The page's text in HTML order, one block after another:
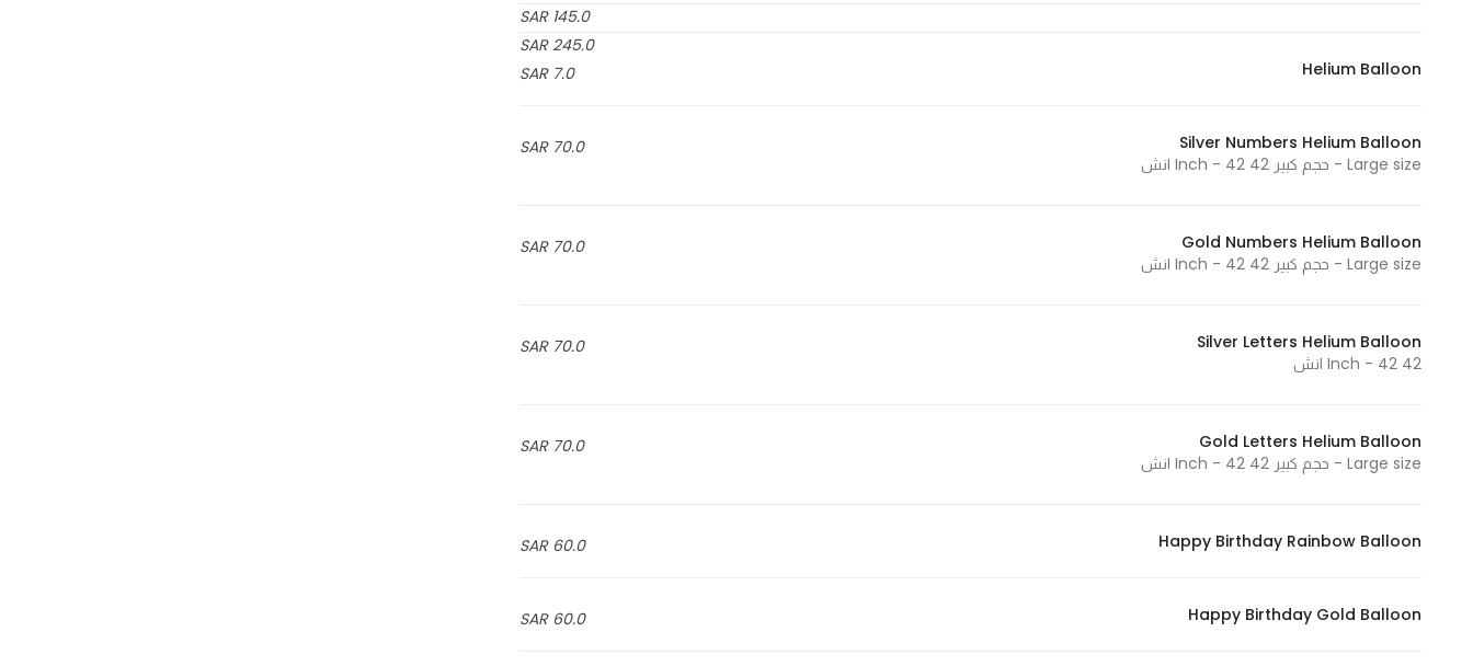
145.0 SAR
245.0 SAR
7.0 SAR
Helium Balloon
70.0 SAR
Silver Numbers Helium Balloon
Large size - حجم كبير 42 Inch - 42 انش
70.0 SAR
Gold Numbers Helium Balloon
Large size - حجم كبير 42 Inch - 42 انش
70.0 SAR
Silver Letters Helium Balloon
42 Inch - 42 انش
70.0 SAR
Gold Letters Helium Balloon
Large size - حجم كبير 42 Inch - 42 انش
60.0 SAR Happy Birthday Rainbow Balloon
60.0 SAR Happy Birthday Gold Balloon